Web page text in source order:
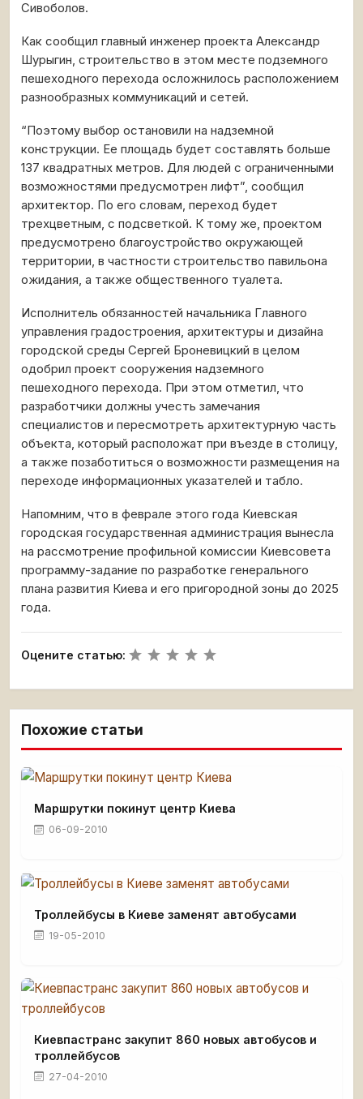
Сивоболов.
Как сообщил главный инженер проекта Александр
Шурыгин, строительство в этом месте подземного
пешеходного перехода осложнилось расположением
разнообразных коммуникаций и сетей.
“Поэтому выбор остановили на надземной
конструкции. Ее площадь будет составлять больше
137 квадратных метров. Для людей с ограниченными
возможностями предусмотрен лифт”, сообщил
архитектор. По его словам, переход будет
трехцветным, с подсветкой. К тому же, проектом
предусмотрено благоустройство окружающей
территории, в частности строительство павильона
ожидания, а также общественного туалета.
Исполнитель обязанностей начальника Главного
управления градостроения, архитектуры и дизайна
городской среды Сергей Броневицкий в целом
одобрил проект сооружения надземного
пешеходного перехода. При этом отметил, что
разработчики должны учесть замечания
специалистов и пересмотреть архитектурную часть
объекта, который расположат при въезде в столицу,
а также позаботиться о возможности размещения на
переходе информационных указателей и табло.
Напомним, что в феврале этого года Киевская
городская государственная администрация вынесла
на рассмотрение профильной комиссии Киевсовета
программу-задание по разработке генерального
плана развития Киева и его пригородной зоны до 2025
года.
Оцените статью:
Похожие статьи
Маршрутки покинут центр Киева
06-09-2010
Троллейбусы в Киеве заменят автобусами
19-05-2010
Киевпастранс закупит 860 новых автобусов и
троллейбусов
27-04-2010